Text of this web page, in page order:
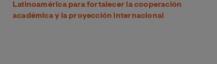
Latinoamérica para fortalecer la cooperación
académica y la proyección internacional